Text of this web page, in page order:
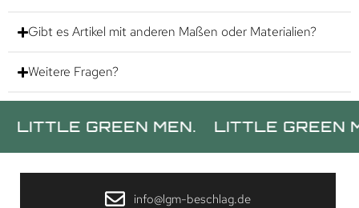
Gibt es Artikel mit anderen Maßen oder Materialien?
Weitere Fragen?
GREEN MEN. LITTLE GREEN MEN.
info@lgm-beschlag.de